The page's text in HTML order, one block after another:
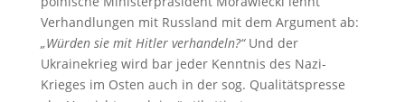
Verhandlungen mit Russland mit dem Argument ab:
„Würden sie mit Hitler verhandeln?“Und der
Ukrainekrieg wird bar jeder Kenntnis des Nazi-
Krieges im Osten auch in der sog. Qualitätspresse